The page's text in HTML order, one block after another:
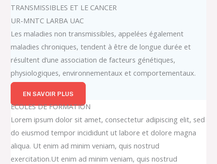
TRANSMISSIBLES ET LE CANCER
UR-MNTC LARBA UAC
Les maladies non transmissibles, appelées également
maladies chroniques, tendent à être de longue durée et
résultent d’une association de facteurs génétiques,
physiologiques, environnementaux et comportementaux.
EN SAVOIR PLUS
ECOLES DE FORMATION
Lorem ipsum dolor sit amet, consectetur adipiscing elit, sed
do eiusmod tempor incididunt ut labore et dolore magna
aliqua. Ut enim ad minim veniam, quis nostrud
exercitation.Ut enim ad minim veniam, quis nostrud